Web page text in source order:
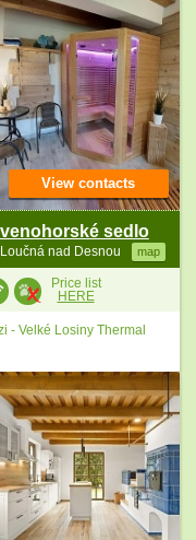
sedlo
Loučná nad Desnou map
View contacts
Price list
HERE
- Velké Losiny Thermal